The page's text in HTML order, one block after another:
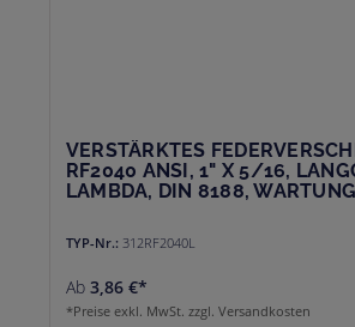
VERSTÄRKTES
RF2040 ANSI, 1" X 5/16,
LAMBDA, DIN 8188,
TYP-Nr.: 312RF2040L
Ab 3,86 €*
*Preise exkl. MwSt. zzgl. Versandkosten